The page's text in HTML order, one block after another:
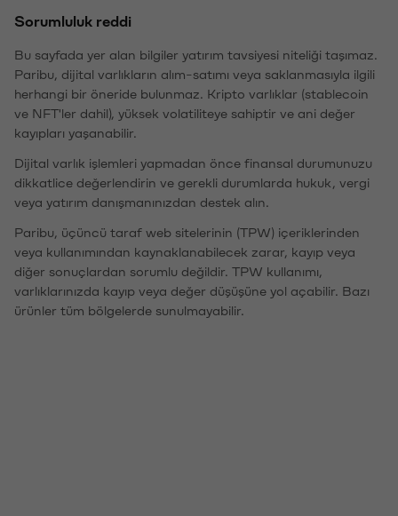
Sorumluluk reddi
Bu sayfada yer alan bilgiler yatırım tavsiyesi niteliği taşımaz.
Paribu, dijital varlıkların alım-satımı veya saklanmasıyla ilgili
herhangi bir öneride bulunmaz. Kripto varlıklar (stablecoin
ve NFT'ler dahil), yüksek volatiliteye sahiptir ve ani değer
kayıpları yaşanabilir.
Dijital varlık işlemleri yapmadan önce finansal durumunuzu
dikkatlice değerlendirin ve gerekli durumlarda hukuk, vergi
veya yatırım danışmanınızdan destek alın.
Paribu, üçüncü taraf web sitelerinin (TPW) içeriklerinden
veya kullanımından kaynaklanabilecek zarar, kayıp veya
diğer sonuçlardan sorumlu değildir. TPW kullanımı,
varlıklarınızda kayıp veya değer düşüşüne yol açabilir. Bazı
ürünler tüm bölgelerde sunulmayabilir.